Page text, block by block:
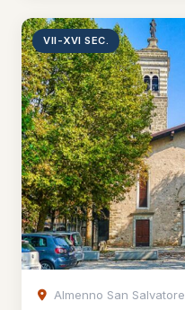
VII-XVI SEC.
Almenno San Salvatore